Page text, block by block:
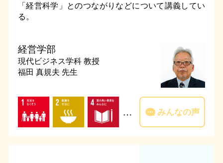
「経営科学」とのつながりなどについて講義してい
る。
経営学部
現代ビジネス学科 教授
福田 真規夫 先生
… みんなの声